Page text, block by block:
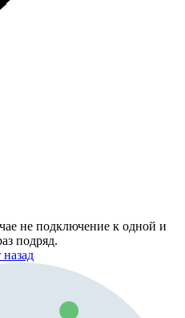
не подключение к одной и
подряд.
назад